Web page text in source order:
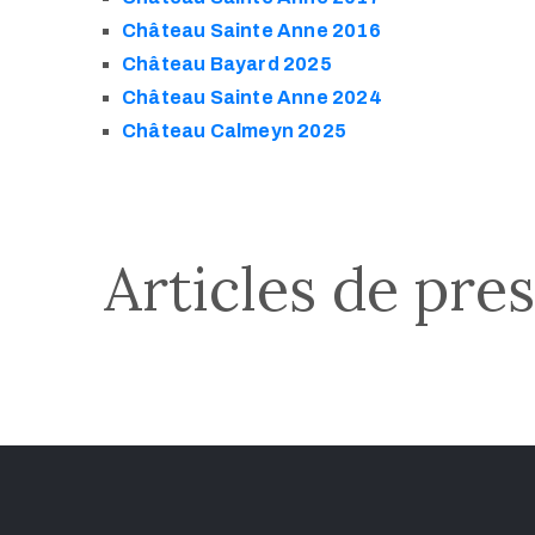
Château Sainte Anne 2016
Château Bayard 2025
Château Sainte Anne 2024
Château Calmeyn 2025
Articles de